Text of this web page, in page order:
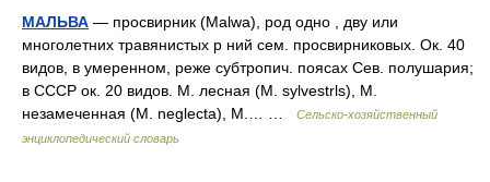
МАЛЬВА — просвирник (Malwa), род одно , дву или
многолетних травянистых р ний сем. просвирниковых. Ок. 40
видов, в умеренном, реже субтропич. поясах Сев. полушария;
в СССР ок. 20 видов. М. лесная (М. sylvestrls), M.
незамеченная (М. neglecta), M.… …
Сельско-хозяйственный
энциклопедический словарь